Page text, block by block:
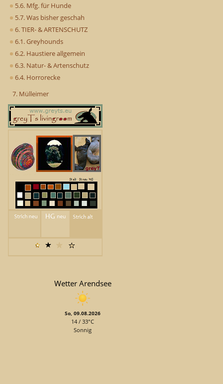
5.6. Mfg. für Hunde
5.7. Was bisher geschah
6. TIER- & ARTENSCHUTZ
6.1. Greyhounds
6.2. Haustiere allgemein
6.3. Natur- & Artenschutz
6.4. Horrorecke
7. Mülleimer
Wetter Arendsee
So, 09.08.2026
14 / 33°C
Sonnig